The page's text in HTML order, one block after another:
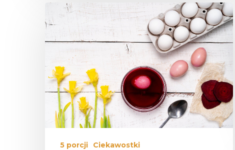
5 porcji Ciekawostki